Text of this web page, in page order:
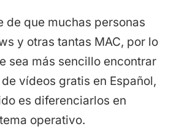
de que muchas personas
y otras tantas MAC, por lo
sea más sencillo encontrar
vídeos gratis en Español,
es diferenciarlos en
operativo.